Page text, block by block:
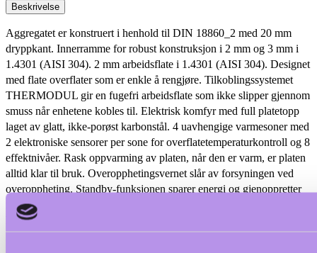
Beskrivelse
Aggregatet er konstruert i henhold til DIN 18860_2 med 20 mm
dryppkant. Innerramme for robust konstruksjon i 2 mm og 3 mm i
1.4301 (AISI 304). 2 mm arbeidsflate i 1.4301 (AISI 304). Designet
med flate overflater som er enkle å rengjøre. Tilkoblingssystemet
THERMODUL gir en fugefri arbeidsflate som ikke slipper gjennom
smuss når enhetene kobles til. Elektrisk komfyr med full platetopp
laget av glatt, ikke-porøst karbonstål. 4 uavhengige varmesoner med
2 elektroniske sensorer per sone for overflatetemperaturkontroll og 8
effektnivåer. Rask oppvarming av platen, når den er varm, er platen
alltid klar til bruk. Overopphetingsvernet slår av forsyningen ved
overoppheting. Standby-funksjonen sparer energi og gjenoppretter
raskt maksimal effekt. Metallknott med silikonramme for enklere
håndtering og rengjøring.
IPX5 kapslingsklasse.